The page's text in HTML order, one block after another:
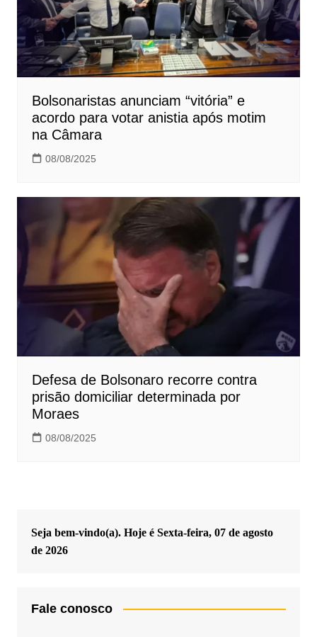
Bolsonaristas anunciam “vitória” e
acordo para votar anistia após motim
na Câmara
08/08/2025
Defesa de Bolsonaro recorre contra
prisão domiciliar determinada por
Moraes
08/08/2025
Seja bem-vindo(a). Hoje é Sexta-feira, 07 de agosto
de 2026
Fale conosco